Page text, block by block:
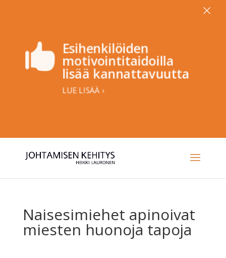
Naisesimiehet apinoivat
miesten huonoja tapoja
 Esihenkilöiden
motivointitaidoilla
lisää kannattavuutta
LUE LISÄÄ ›
×